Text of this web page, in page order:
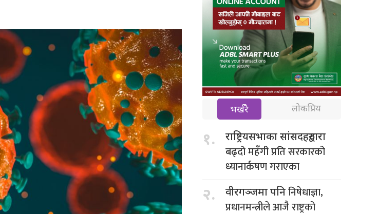
भर्खरै लोकप्रिय
१. राष्ट्रियसभाका सांसदहरुद्वारा
बढ्दो महँगी प्रति सरकारको
ध्यानार्कषण गराएका
२. वीरगञ्जमा पनिनिषेधाज्ञा,
प्रधानमन्त्रीले आजै राष्ट्रको